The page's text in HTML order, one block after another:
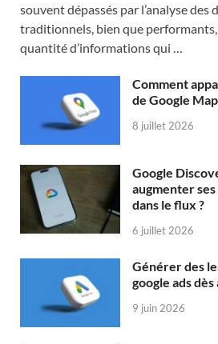
souvent dépassés par l’analyse des
traditionnels, bien que
quantité d’informations qui …
Comment
de Google
8 juillet 2026
Google
augmenter
dans le flux ?
6 juillet 2026
Générer des
google ads
9 juin 2026